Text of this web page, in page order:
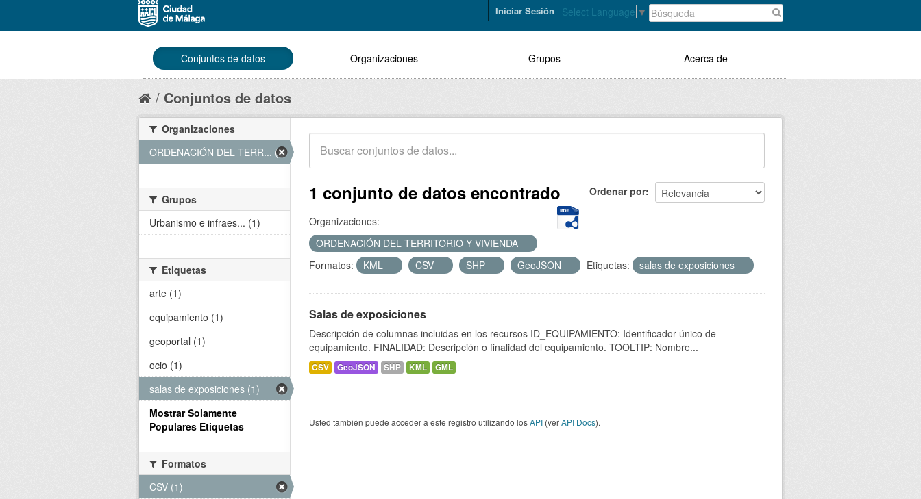
Select Language ▼
Iniciar Sesión
Conjuntos de datos Organizaciones Grupos Acerca de
Conjuntos de datos
Ordenar por
1 conjunto de datos encontrado
Organizaciones:
ORDENACIÓN DEL TERRITORIO Y VIVIENDA
Formatos:
KML CSV SHP GeoJSON Etiquetas: salas de exposiciones
Salas de exposiciones
Descripción de columnas incluidas en los recursos ID_EQUIPAMIENTO: Identificador único de
equipamiento. FINALIDAD: Descripción o finalidad del equipamiento. TOOLTIP: Nombre...
CSV GeoJSON SHP KML GML
Usted también puede acceder a este registro utilizando losAPI (verAPI Docs).
Organizaciones
ORDENACIÓN DEL TERR... (1)
Grupos
Urbanismo e infraes... (1)
Etiquetas
arte (1)
equipamiento (1)
geoportal (1)
ocio (1)
salas de exposiciones (1)
Mostrar Solamente
Populares Etiquetas
Formatos
CSV (1)